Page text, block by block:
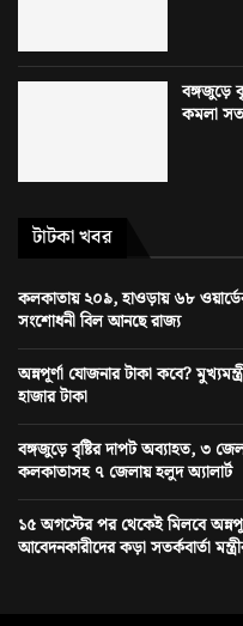
বঙ্গজুড়ে
কমলা
টাটকা খবর
কলকাতায় ২০৯, হাওড়ায় ৬৮
সংশোধনী বিল আনছে রাজ্য
অন্নপূর্ণা যোজনার টাকা কবে?
হাজার টাকা
বঙ্গজুড়ে বৃষ্টির দাপট অব্যাহত, ৩
কলকাতাসহ ৭ জেলায় হলুদ অ্যালার্ট
১৫ অগস্টের পর থেকেই মিলবে
আবেদনকারীদের কড়া সতর্কবার্তা